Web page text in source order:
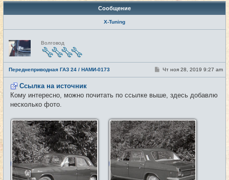
Сообщение
X-Tuning
Н
е
в
с
е
т
и
Волговод
Переднеприводная ГАЗ 24 / НАМИ-0173 #1
С
щ
е
Чт ноя 28, 2019 9:27 am
Ссылка на источник
Кому интересно, можно почитать по ссылке выше, здесь добавлю
несколько фото.